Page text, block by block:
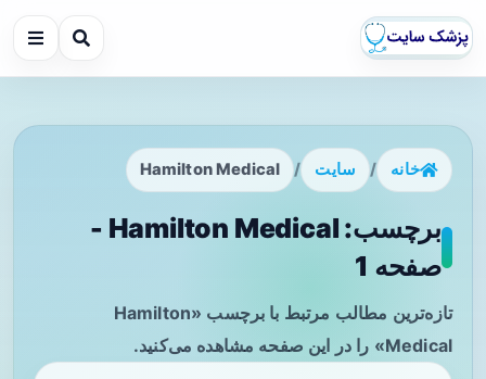
خانه / سایت /
Hamilton Medical
برچسب: Hamilton Medical -
صفحه 1
تازه‌ترین مطالب مرتبط با برچسب «Hamilton
Medical» را در این صفحه مشاهده می‌کنید.